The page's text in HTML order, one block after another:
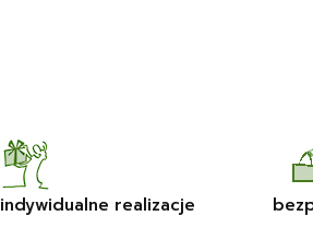
indywidualne realizacje